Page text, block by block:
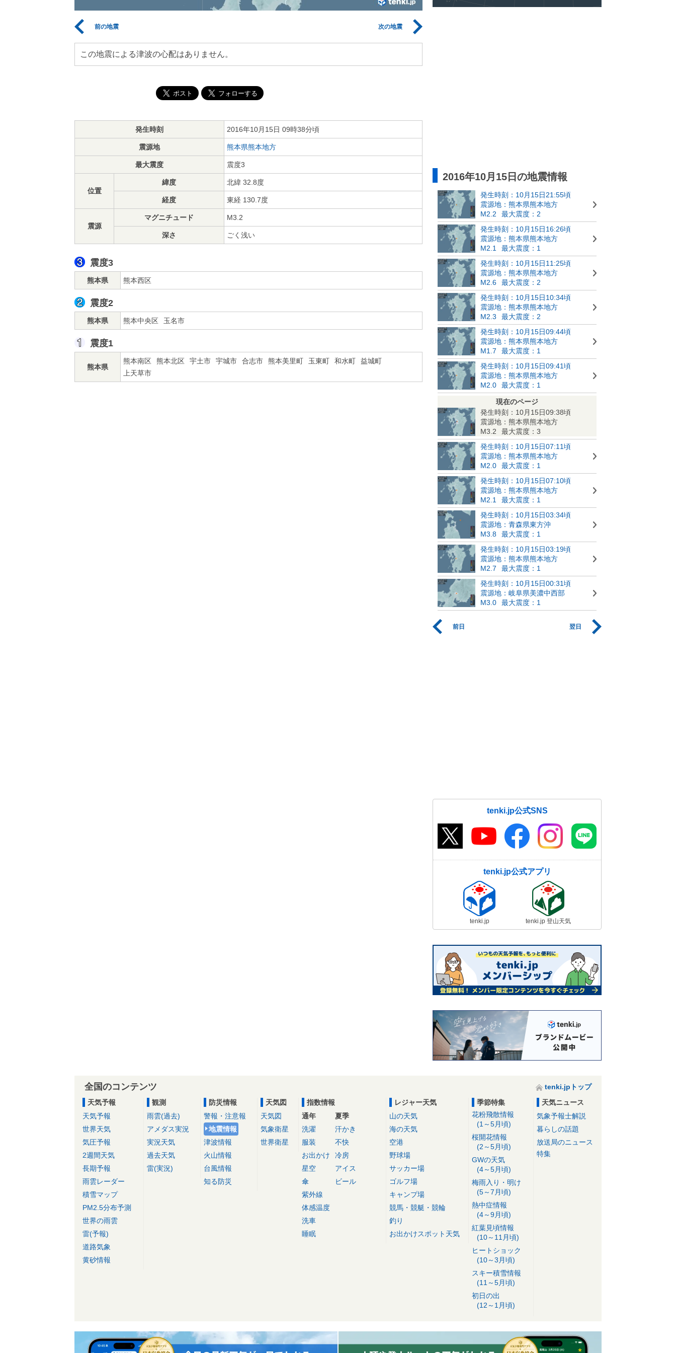
前の地震 次の地震
この地震による津波の心配はありません。
発生時刻 2016年10月15日 09時38分頃
震源地 熊本県熊本地方
最大震度 震度3
位置
緯度 北緯 32.8度
経度 東経 130.7度
震源
マグニチュード M3.2
深さ ごく浅い
震度3
熊本県 熊本西区
震度2
熊本県 熊本中央区 玉名市
震度1
熊本県
熊本南区 熊本北区 宇土市 宇城市 合志市 熊本美里町 玉東町 和水町
益城町
上天草市
2016年10月15日の地震情報
発生時刻：10月15日21:55頃
震源地：熊本県熊本地方
M2.2
最大震度：2
発生時刻：10月15日16:26頃
震源地：熊本県熊本地方
M2.1
最大震度：1
発生時刻：10月15日11:25頃
震源地：熊本県熊本地方
M2.6
最大震度：2
発生時刻：10月15日10:34頃
震源地：熊本県熊本地方
M2.3
最大震度：2
発生時刻：10月15日09:44頃
震源地：熊本県熊本地方
M1.7
最大震度：1
発生時刻：10月15日09:41頃
震源地：熊本県熊本地方
M2.0
最大震度：1
現在のページ
発生時刻：10月15日09:38頃
震源地：熊本県熊本地方
M3.2
最大震度：3
発生時刻：10月15日07:11頃
震源地：熊本県熊本地方
M2.0
最大震度：1
発生時刻：10月15日07:10頃
震源地：熊本県熊本地方
M2.1
最大震度：1
発生時刻：10月15日03:34頃
震源地：青森県東方沖
M3.8
最大震度：1
発生時刻：10月15日03:19頃
震源地：熊本県熊本地方
M2.7
最大震度：1
発生時刻：10月15日00:31頃
震源地：岐阜県美濃中西部
M3.0
最大震度：1
前日 翌日
tenki.jp公式SNS
tenki.jp公式アプリ
tenki.jp tenki.jp 登山天気
全国のコンテンツ
tenki.jpトップ
天気予報
天気予報
世界天気
気圧予報
2週間天気
長期予報
雨雲レーダー
積雪マップ
PM2.5分布予測
世界の雨雲
雷(予報)
道路気象
黄砂情報
観測
雨雲(過去)
アメダス実況
実況天気
過去天気
雷(実況)
防災情報
警報・注意報
地震情報
津波情報
火山情報
台風情報
知る防災
天気図
天気図
気象衛星
世界衛星
指数情報
通年
洗濯
服装
お出かけ
星空
傘
紫外線
体感温度
洗車
睡眠
夏季
汗かき
不快
冷房
アイス
ビール
レジャー天気
山の天気
海の天気
空港
野球場
サッカー場
ゴルフ場
キャンプ場
競馬・競艇・競輪
釣り
お出かけスポット天気
季節特集
花粉飛散情報
(1～5月頃)
桜開花情報
(2～5月頃)
GWの天気
(4～5月頃)
梅雨入り・明け
(5～7月頃)
熱中症情報
(4～9月頃)
紅葉見頃情報
(10～11月頃)
ヒートショック
(10～3月頃)
スキー積雪情報
(11～5月頃)
初日の出
(12～1月頃)
天気ニュース
気象予報士解説
暮らしの話題
放送局のニュース
特集